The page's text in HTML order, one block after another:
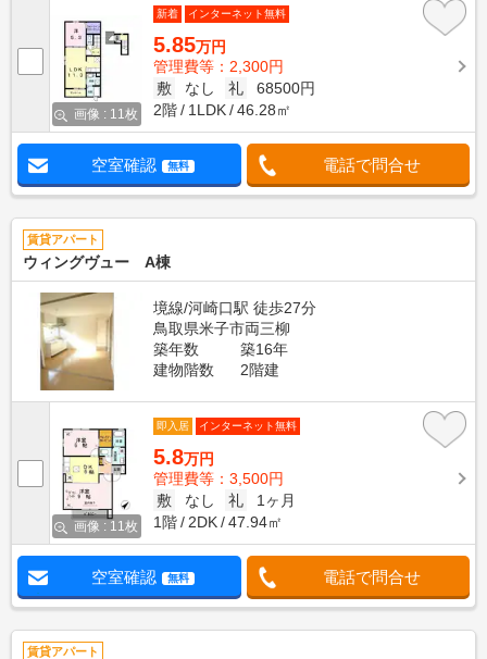
画像 : 11枚
新着 インターネット無料
5.85万円
管理費等：2,300円
敷
なし 礼
68500円
2階
1LDK 46.28㎡
空室確認 無料 電話で問合せ
賃貸アパート
ウィングヴュー A棟
境線/河崎口駅 徒歩27分
鳥取県米子市両三柳
築年数
築16年
建物階数
2階建
画像 : 11枚
即入居 インターネット無料
5.8万円
管理費等：3,500円
敷
なし 礼
1ヶ月
1階
2DK 47.94㎡
空室確認 無料 電話で問合せ
賃貸アパート